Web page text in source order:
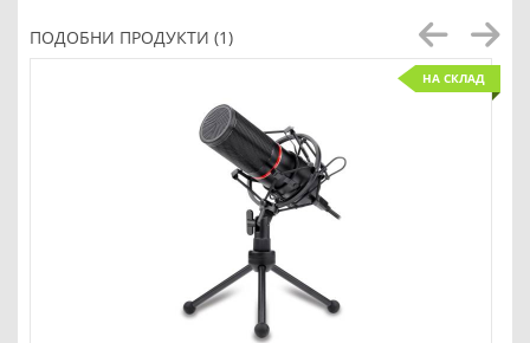
ПОДОБНИ ПРОДУКТИ (1)
НА СКЛАД